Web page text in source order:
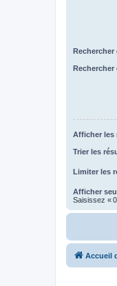
Rechercher
Afficher les
Trier les
Limiter les
Afficher
Saisissez «
Accueil